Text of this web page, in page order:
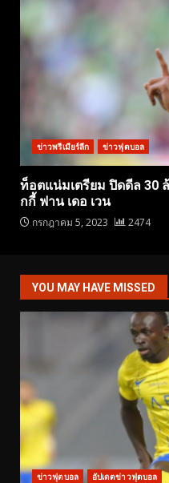
ข่าวพรีเมียร์ลีก ข่าวฟุตบอล
ท็อตแน่มเตรียม ปิดดีล 30
กกี้ ฟาน เดอ เวน
กรกฎาคม 5, 2023 2474
YOU MAY HAVE MISSED
ข่าวฟุตบอล อัปเดตข่าวฟุตบอล